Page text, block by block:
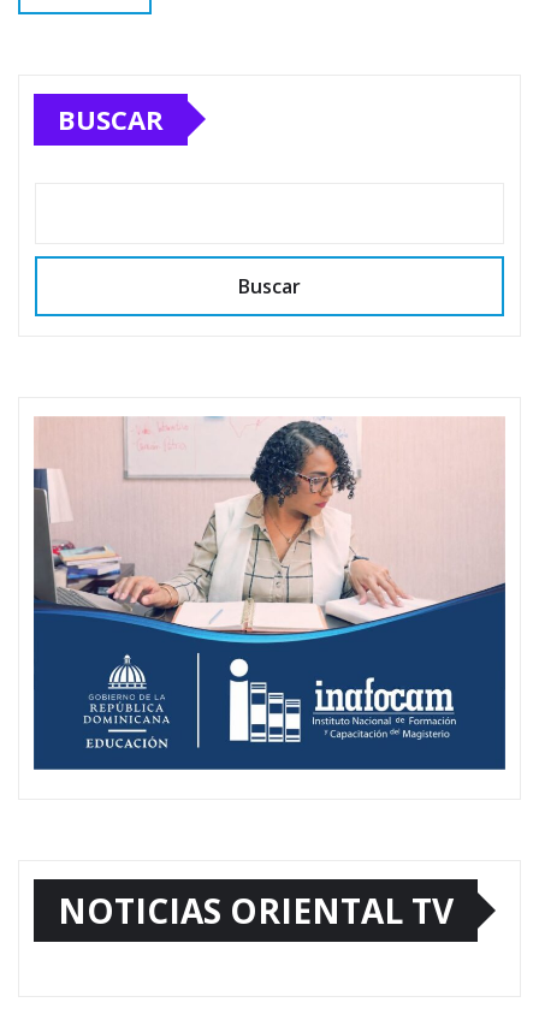
BUSCAR
Buscar
NOTICIAS ORIENTAL TV